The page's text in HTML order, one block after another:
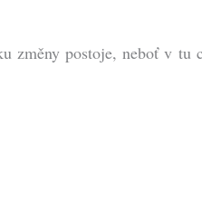
změny postoje, neboť v